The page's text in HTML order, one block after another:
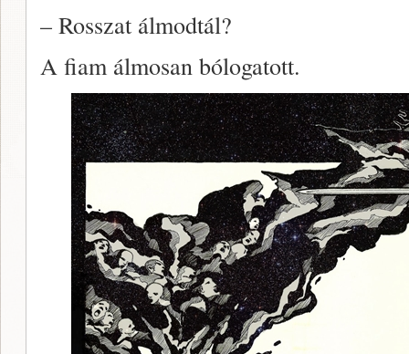
– Rosszat álmodtál?
A fiam álmosan bólogatott.